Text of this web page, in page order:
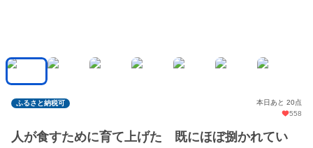
ふるさと納税可
本日あと 20点
558
人が食すために育て上げた 既にほぼ捌かれてい